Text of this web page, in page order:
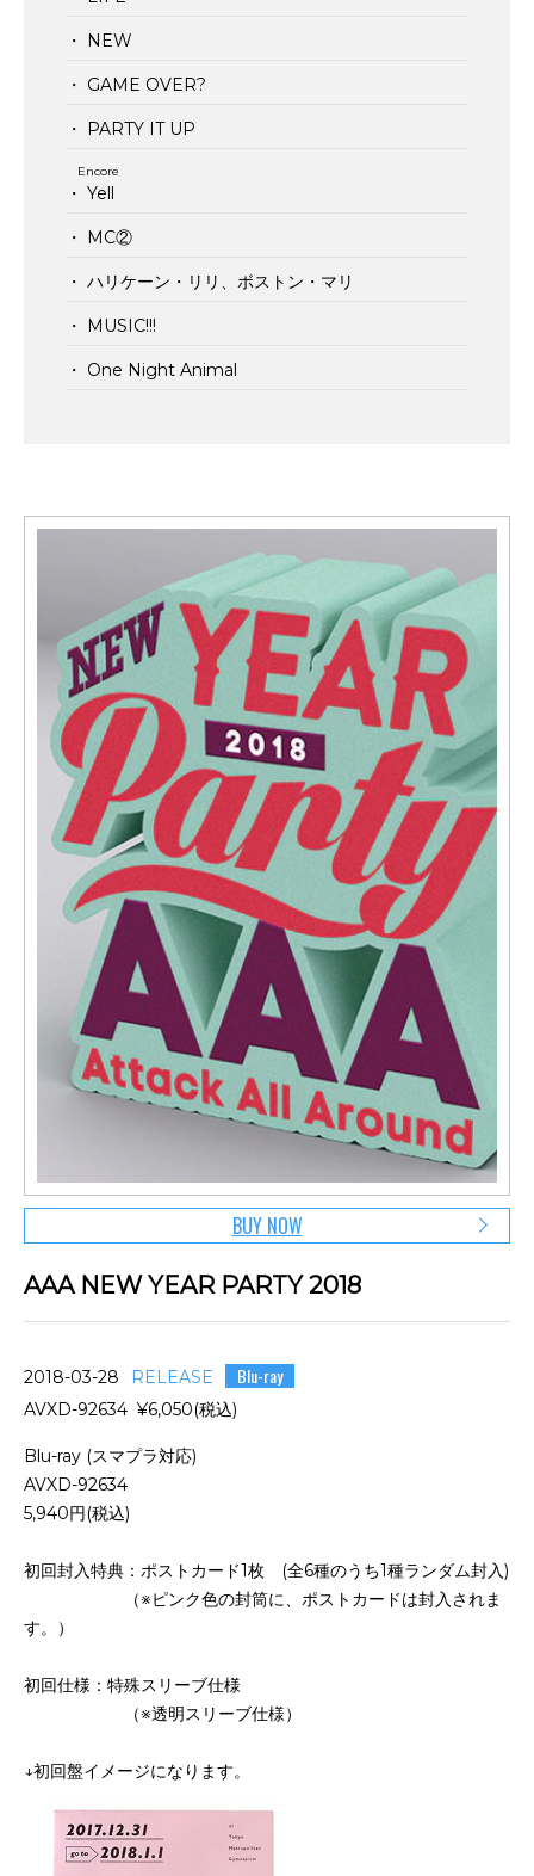
・ NEW
・ GAME OVER?
・ PARTY IT UP
Encore
・ Yell
・ MC②
・ ハリケーン・リリ、ボストン・マリ
・ MUSIC!!!
・ One Night Animal
BUY NOW
AAA NEW YEAR PARTY 2018
2018-03-28 RELEASE Blu-ray
AVXD-92634 ¥6,050(税込)
Blu-ray (スマプラ対応)
AVXD-92634
5,940円(税込)
初回封入特典：ポストカード1枚 (全6種のうち1種ランダム封入)
（※ピンク色の封筒に、ポストカードは封入されま
す。）
初回仕様：特殊スリーブ仕様
（※透明スリーブ仕様）
↓初回盤イメージになります。